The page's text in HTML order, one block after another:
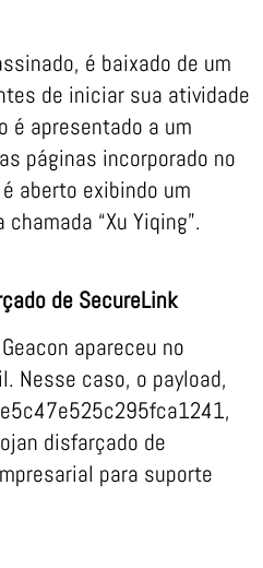
é baixado de um
de iniciar sua atividade
é apresentado a um
páginas incorporado no
aberto exibindo um
“Xu Yiqing”.
de SecureLink
apareceu no
Nesse caso, o payload,
disfarçado de
para suporte